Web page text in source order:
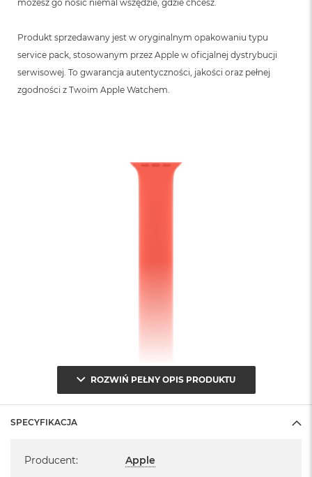
możesz go nosić niemal wszędzie, gdzie chcesz.
Produkt sprzedawany jest w oryginalnym opakowaniu typu
service pack, stosowanym przez Apple w oficjalnej dystrybucji
serwisowej. To gwarancja autentyczności, jakości oraz pełnej
zgodności z Twoim Apple Watchem.
ROZWIŃ PEŁNY OPIS PRODUKTU
SPECYFIKACJA
Producent: Apple